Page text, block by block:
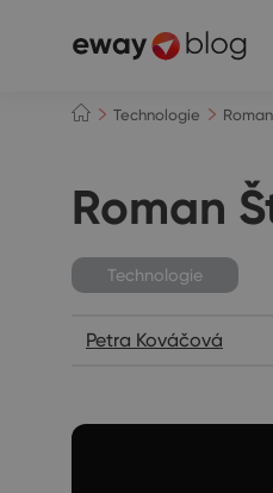
Technologie
Roman
Technologie
Petra Kováčová